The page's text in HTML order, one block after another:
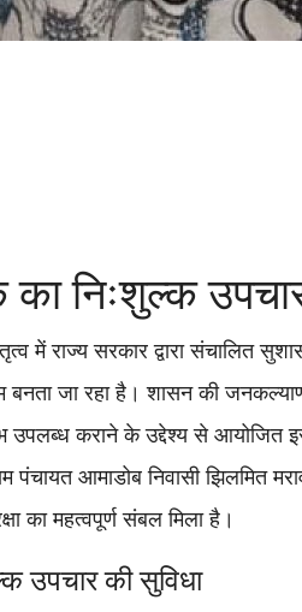
निःशुल्क
में राज्य सरकार द्वारा संचालित
बनता जा रहा है। शासन की
उपलब्ध कराने के उद्देश्य से आयोजित
आमाडोब निवासी झिलमित
का महत्वपूर्ण संबल मिला है।
उपचार की सुविधा